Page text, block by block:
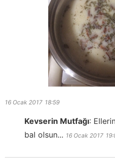
16 Ocak 2017 18:59
Kevserin Mutfağı:
bal olsun... 16 Ocak 2017